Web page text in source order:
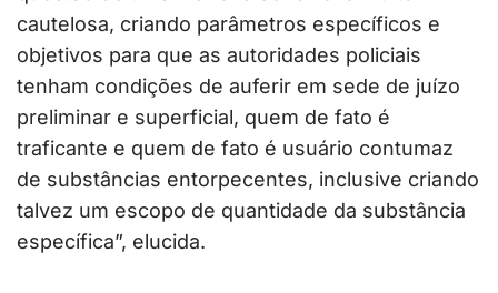
cautelosa, criando parâmetros específicos e
objetivos para que as autoridades policiais
tenham condições de auferir em sede de juízo
preliminar e superficial, quem de fato é
traficante e quem de fato é usuário contumaz
de substâncias entorpecentes, inclusive criando
talvez um escopo de quantidade da substância
específica”, elucida.